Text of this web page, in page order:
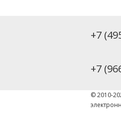
+7
+7
© 2010-